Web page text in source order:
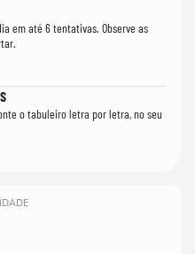
em até 6 tentativas. Observe as
o tabuleiro letra por letra, no seu